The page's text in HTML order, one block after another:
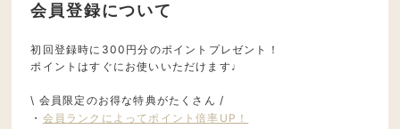
会員登録について
初回登録時に300円分のポイントプレゼント！
ポイントはすぐにお使いいただけます♩
\ 会員限定のお得な特典がたくさん /
・ 会員ランクによってポイント倍率UP！